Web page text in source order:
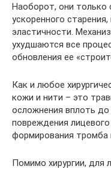
Наоборот, они только
ускоренного
эластичности.
ухудшаются все
обновления ее
Как и любое
кожи и нити – это
осложнения вплоть до
повреждения
формирования тромба
Помимо хирургии, для